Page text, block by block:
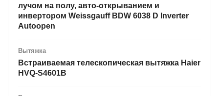
лучом на полу, авто-открыванием и
инвертором Weissgauff BDW 6038 D Inverter
Autoopen
Вытяжка
Встраиваемая телескопическая вытяжка Haier
HVQ-S4601B